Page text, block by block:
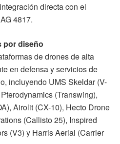
directa con el
4817.
por diseño
de drones de alta
en defensa y servicios de
incluyendo UMS Skeldar (V-
(Transwing),
Airolit (CX-10), Hecto Drone
(Callisto 25), Inspired
(V3) y Harris Aerial (Carrier